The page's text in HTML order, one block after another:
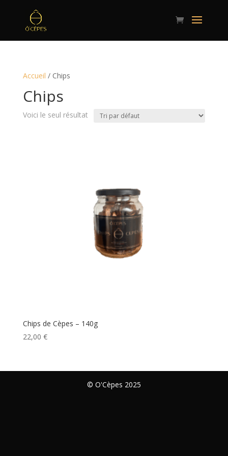
Accueil / Chips
Chips
Voici le seul résultat
Chips de Cèpes – 140g
22,00 €
© O'Cèpes 2025